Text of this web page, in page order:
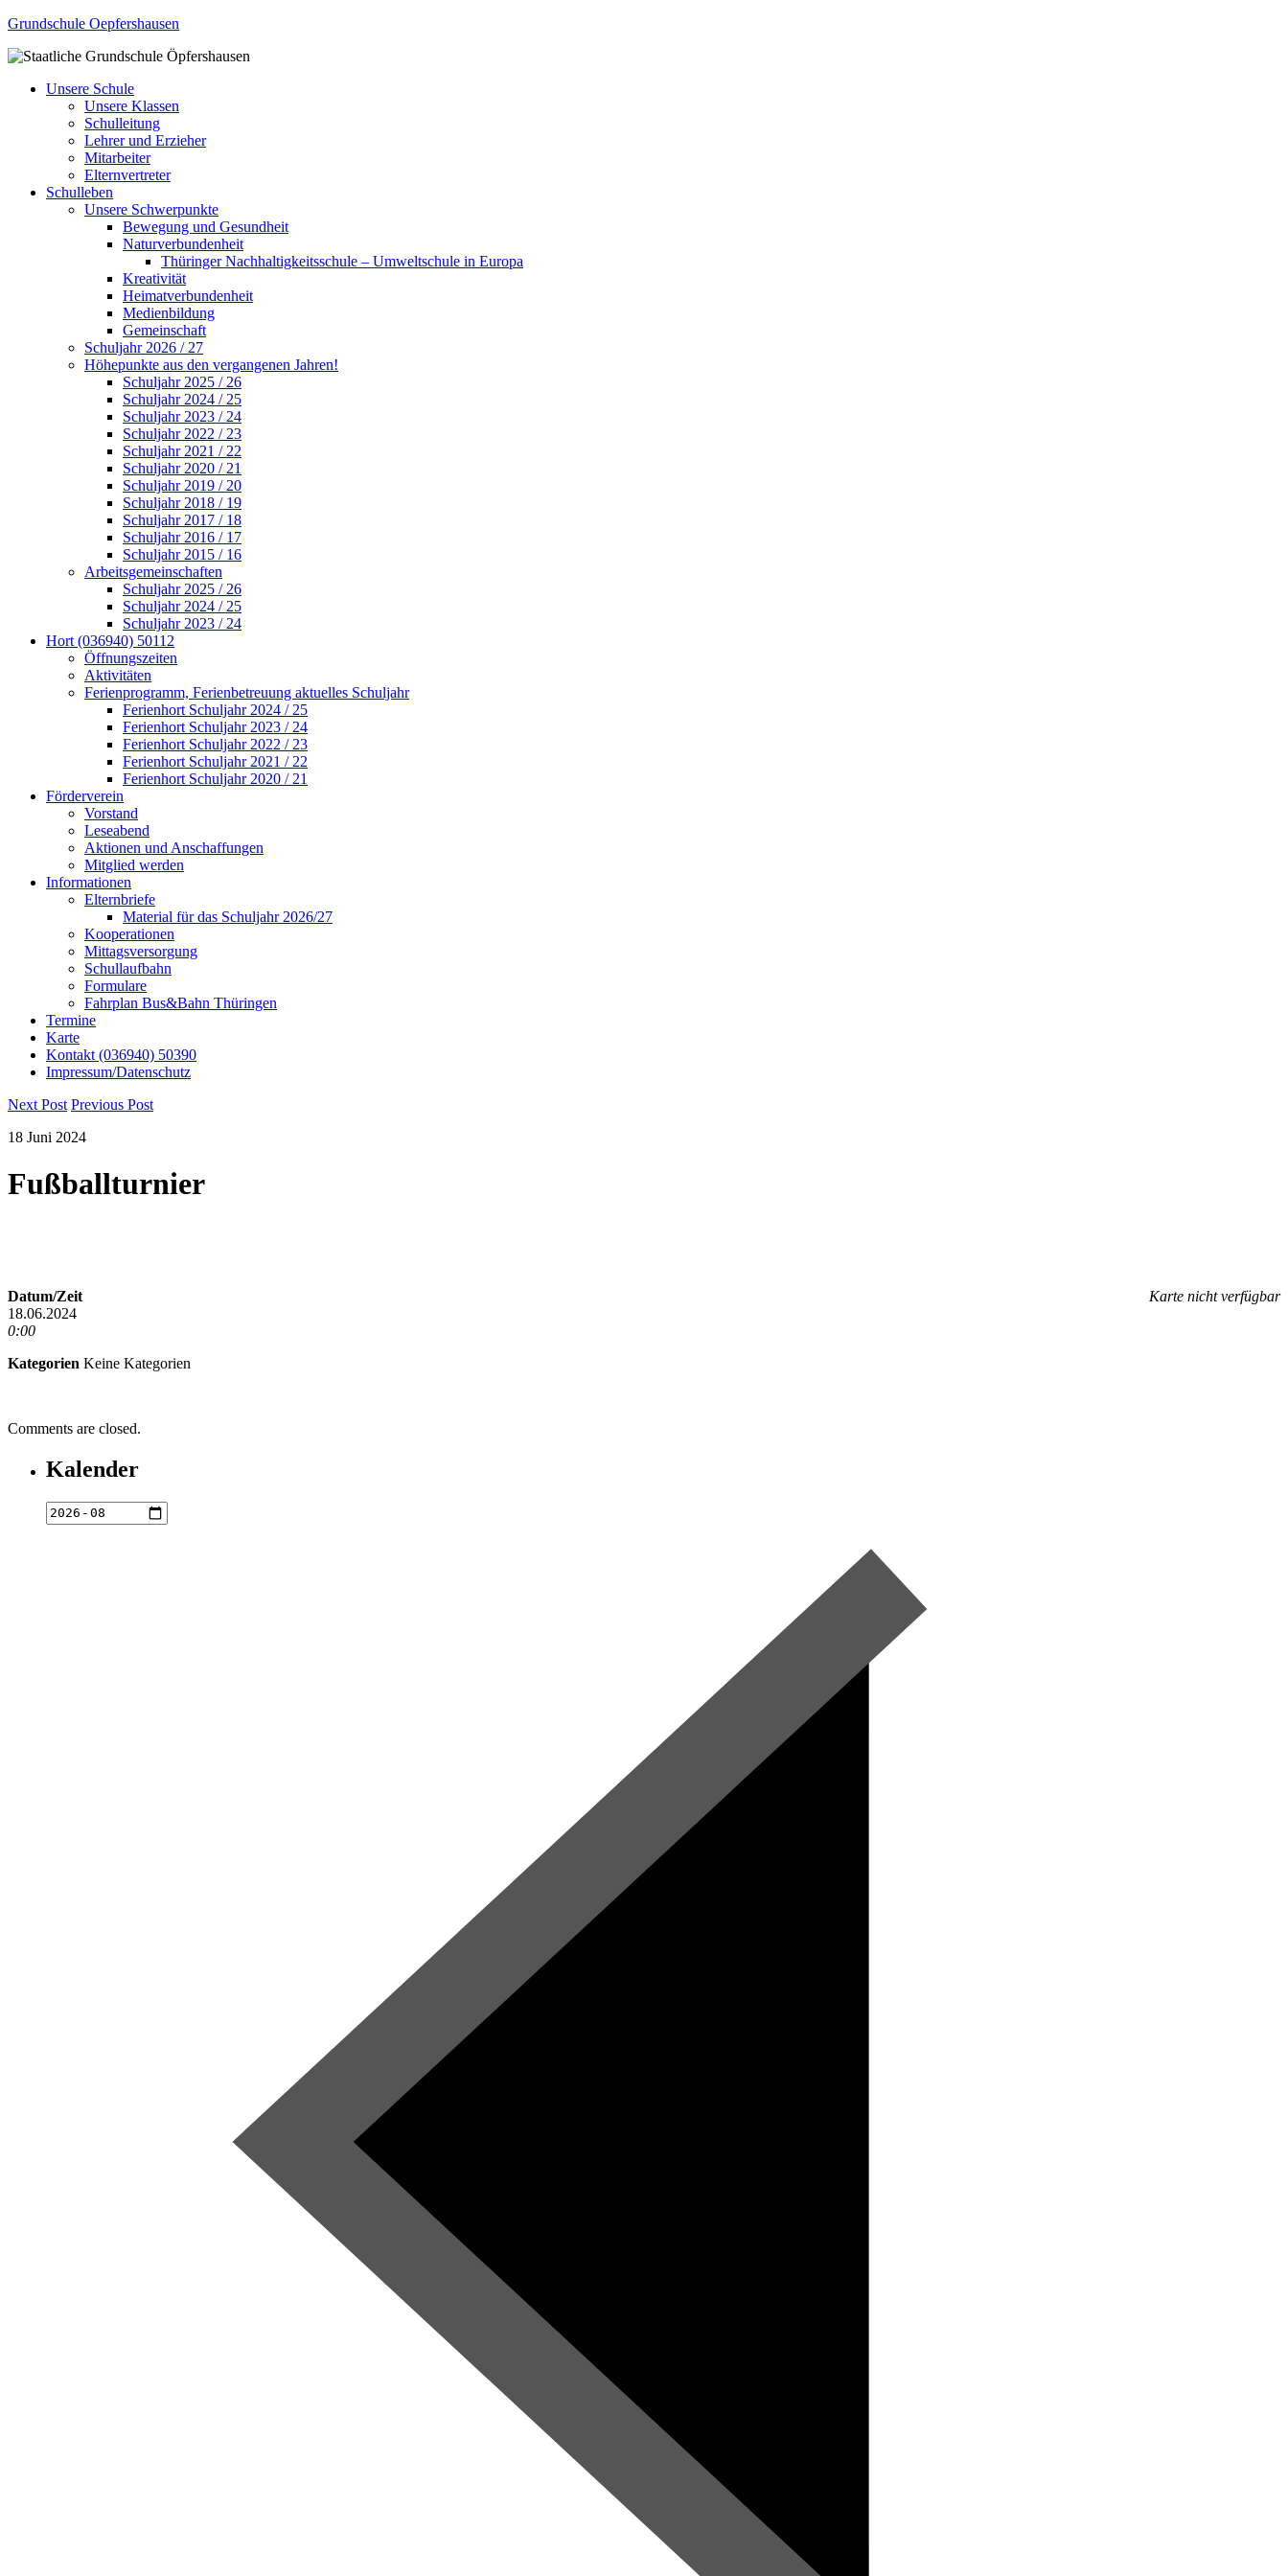
Grundschule Oepfershausen
Unsere Schule
Unsere Klassen
Schulleitung
Lehrer und Erzieher
Mitarbeiter
Elternvertreter
Schulleben
Unsere Schwerpunkte
Bewegung und Gesundheit
Naturverbundenheit
Thüringer Nachhaltigkeitsschule – Umweltschule in Europa
Kreativität
Heimatverbundenheit
Medienbildung
Gemeinschaft
Schuljahr 2026 / 27
Höhepunkte aus den vergangenen Jahren!
Schuljahr 2025 / 26
Schuljahr 2024 / 25
Schuljahr 2023 / 24
Schuljahr 2022 / 23
Schuljahr 2021 / 22
Schuljahr 2020 / 21
Schuljahr 2019 / 20
Schuljahr 2018 / 19
Schuljahr 2017 / 18
Schuljahr 2016 / 17
Schuljahr 2015 / 16
Arbeitsgemeinschaften
Schuljahr 2025 / 26
Schuljahr 2024 / 25
Schuljahr 2023 / 24
Hort (036940) 50112
Öffnungszeiten
Aktivitäten
Ferienprogramm, Ferienbetreuung aktuelles Schuljahr
Ferienhort Schuljahr 2024 / 25
Ferienhort Schuljahr 2023 / 24
Ferienhort Schuljahr 2022 / 23
Ferienhort Schuljahr 2021 / 22
Ferienhort Schuljahr 2020 / 21
Förderverein
Vorstand
Leseabend
Aktionen und Anschaffungen
Mitglied werden
Informationen
Elternbriefe
Material für das Schuljahr 2026/27
Kooperationen
Mittagsversorgung
Schullaufbahn
Formulare
Fahrplan Bus&Bahn Thüringen
Termine
Karte
Kontakt (036940) 50390
Impressum/Datenschutz
Next Post Previous Post
18 Juni 2024
Fußballturnier
Karte nicht verfügbar
Datum/Zeit
18.06.2024
0:00
Kategorien Keine Kategorien
Comments are closed.
Kalender